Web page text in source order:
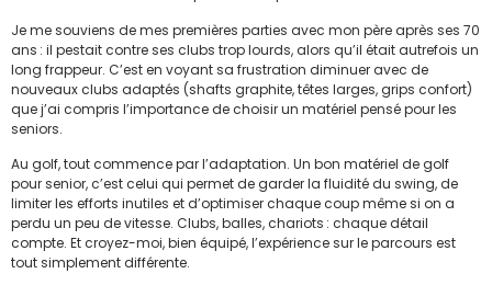
Je me souviens de mes premières parties avec mon père après ses 70
ans : il pestait contre ses clubs trop lourds, alors qu’il était autrefois un
long frappeur. C’est en voyant sa frustration diminuer avec de
nouveaux clubs adaptés (shafts graphite, têtes larges, grips confort)
que j’ai compris l’importance de choisir un matériel pensé pour les
seniors.
Au golf, tout commence par l’adaptation. Un bon matériel de golf
pour senior, c’est celui qui permet de garder la fluidité du swing, de
limiter les efforts inutiles et d’optimiser chaque coup même si on a
perdu un peu de vitesse. Clubs, balles, chariots : chaque détail
compte. Et croyez-moi, bien équipé, l’expérience sur le parcours est
tout simplement différente.